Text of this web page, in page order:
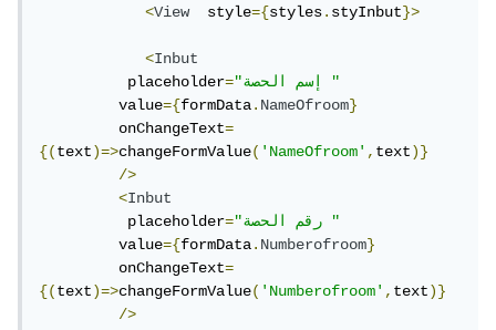
<View
  style
={styles.styInbut}>
<Inbut
          placeholder
=
"إسم الحصة "
         value
={formData.NameOfroom}
         onChangeText
=
{(text)=>changeFormValue('NameOfroom',text)}
/>
<Inbut
          placeholder
=
"رقم الحصة "
         value
={formData.Numberofroom}
         onChangeText
=
{(text)=>changeFormValue('Numberofroom',text)}
/>